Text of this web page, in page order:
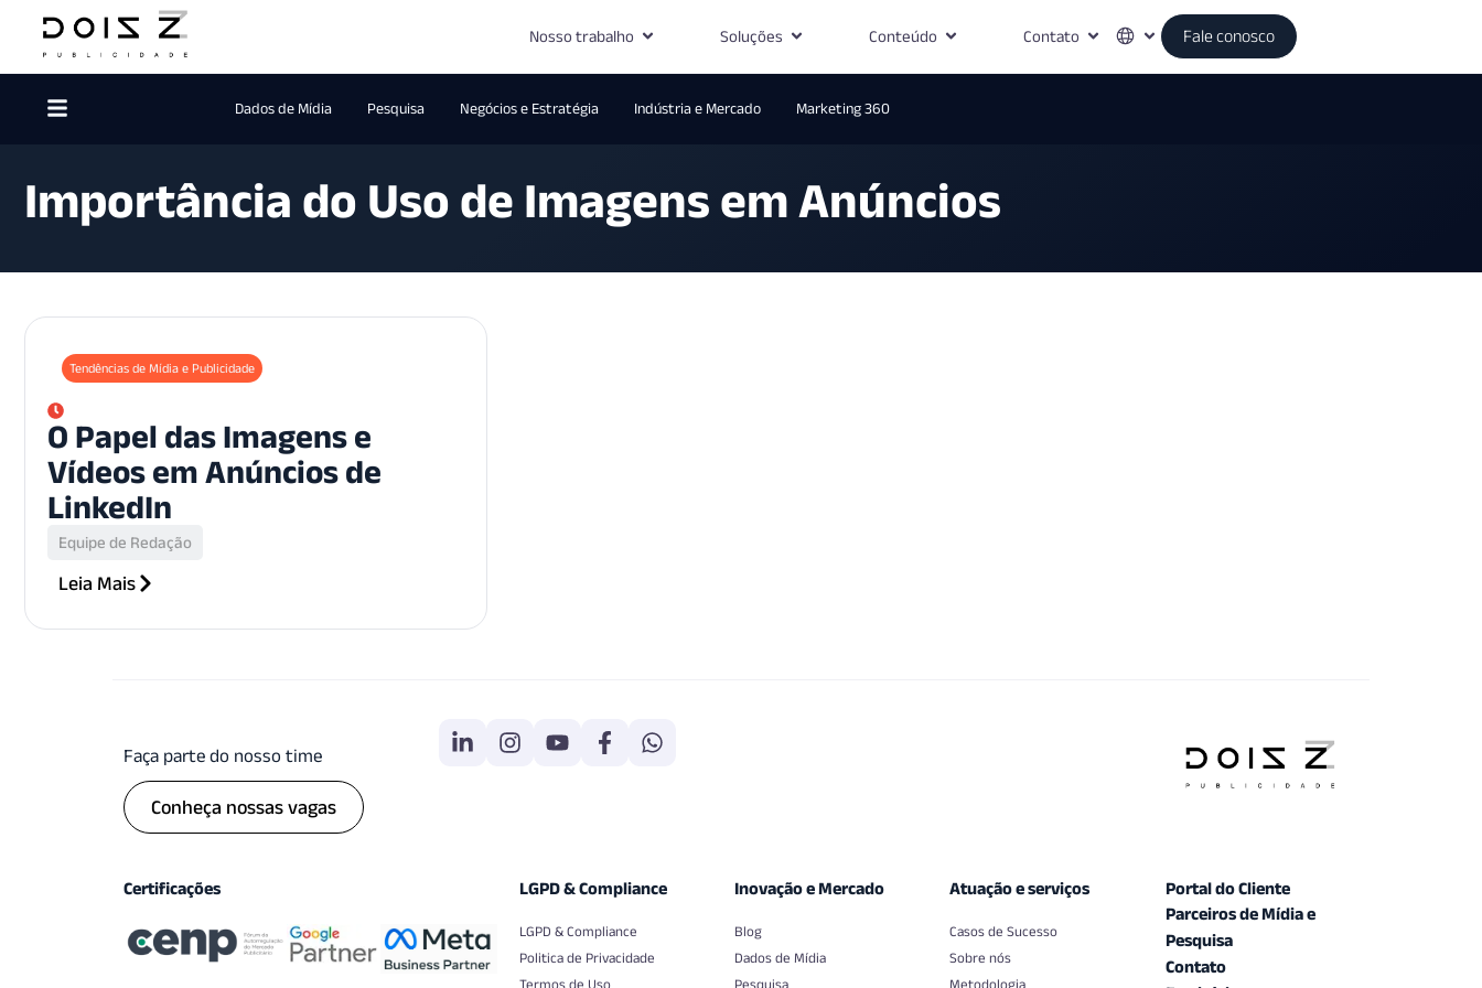
Nosso trabalho Soluções Conteúdo Contato Fale conosco
Dados de Mídia Pesquisa Negócios e Estratégia Indústria e Mercado Marketing 360
Importância do Uso de Imagens em Anúncios
Tendências de Mídia e Publicidade
O Papel das Imagens e
Vídeos em Anúncios de
LinkedIn
Equipe de Redação
Leia Mais
Faça parte do nosso time
Conheça nossas vagas
Certificações LGPD & Compliance
LGPD & Compliance
Politica de Privacidade
Termos de Uso
Inovação e Mercado
Blog
Dados de Mídia
Pesquisa
Atuação e serviços
Casos de Sucesso
Sobre nós
Metodologia
Portal do Cliente
Parceiros de Mídia e
Pesquisa
Contato